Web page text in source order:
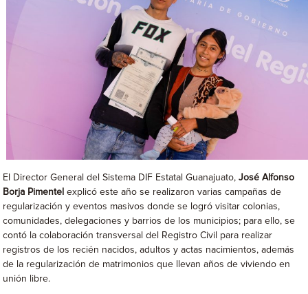
El Director General del Sistema DIF Estatal Guanajuato,José Alfonso
Borja Pimentelexplicó este año se realizaron varias campañas de
regularización y eventos masivos donde se logró visitar colonias,
comunidades, delegaciones y barrios de los municipios; para ello, se
contó la colaboración transversal del Registro Civil para realizar
registros de los recién nacidos, adultos y actas nacimientos, además
de la regularización de matrimonios que llevan años de viviendo en
unión libre.